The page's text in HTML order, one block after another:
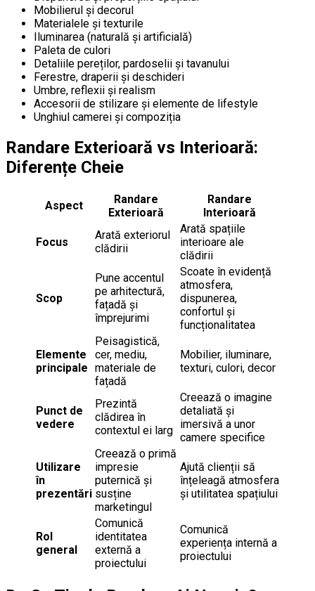
Mobilierul și decorul
Materialele și texturile
Iluminarea (naturală și artificială)
Paleta de culori
Detaliile pereților, pardoselii și tavanului
Ferestre, draperii și deschideri
Umbre, reflexii și realism
Accesorii de stilizare și elemente de lifestyle
Unghiul camerei și compoziția
Randare Exterioară vs Interioară:
Diferențe Cheie
Aspect
Randare
Exterioară
Randare
Interioară
Focus
Arată exteriorul
clădirii
Arată spațiile
interioare ale
clădirii
Scop
Pune accentul
pe arhitectură,
fațadă și
împrejurimi
Scoate în evidență
atmosfera,
dispunerea,
confortul și
funcționalitatea
Elemente
principale
Peisagistică,
cer, mediu,
materiale de
fațadă
Mobilier, iluminare,
texturi, culori, decor
Punct de
vedere
Prezintă
clădirea în
contextul ei larg
Creează o imagine
detaliată și
imersivă a unor
camere specifice
Utilizare
în
prezentări
Creează o primă
impresie
puternică și
susține
marketingul
Ajută clienții să
înțeleagă atmosfera
și utilitatea spațiului
Rol
general
Comunică
identitatea
externă a
proiectului
Comunică
experiența internă a
proiectului